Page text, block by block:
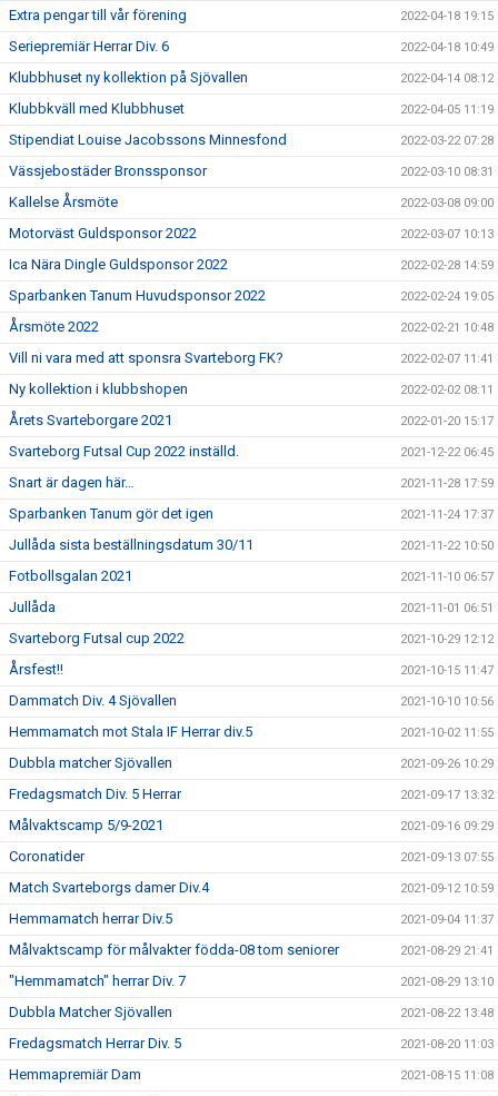
Extra pengar till vår förening 2022-04-18 19:15
Seriepremiär Herrar Div. 6 2022-04-18 10:49
Klubbhuset ny kollektion på Sjövallen 2022-04-14 08:12
Klubbkväll med Klubbhuset 2022-04-05 11:19
Stipendiat Louise Jacobssons Minnesfond 2022-03-22 07:28
Vässjebostäder Bronssponsor 2022-03-10 08:31
Kallelse Årsmöte 2022-03-08 09:00
Motorväst Guldsponsor 2022 2022-03-07 10:13
Ica Nära Dingle Guldsponsor 2022 2022-02-28 14:59
Sparbanken Tanum Huvudsponsor 2022 2022-02-24 19:05
Årsmöte 2022 2022-02-21 10:48
Vill ni vara med att sponsra Svarteborg FK? 2022-02-07 11:41
Ny kollektion i klubbshopen 2022-02-02 08:11
Årets Svarteborgare 2021 2022-01-20 15:17
Svarteborg Futsal Cup 2022 inställd. 2021-12-22 06:45
Snart är dagen här… 2021-11-28 17:59
Sparbanken Tanum gör det igen 2021-11-24 17:37
Jullåda sista beställningsdatum 30/11 2021-11-22 10:50
Fotbollsgalan 2021 2021-11-10 06:57
Jullåda 2021-11-01 06:51
Svarteborg Futsal cup 2022 2021-10-29 12:12
Årsfest!! 2021-10-15 11:47
Dammatch Div. 4 Sjövallen 2021-10-10 10:56
Hemmamatch mot Stala IF Herrar div.5 2021-10-02 11:55
Dubbla matcher Sjövallen 2021-09-26 10:29
Fredagsmatch Div. 5 Herrar 2021-09-17 13:32
Målvaktscamp 5/9-2021 2021-09-16 09:29
Coronatider 2021-09-13 07:55
Match Svarteborgs damer Div.4 2021-09-12 10:59
Hemmamatch herrar Div.5 2021-09-04 11:37
Målvaktscamp för målvakter födda-08 tom seniorer 2021-08-29 21:41
"Hemmamatch" herrar Div. 7 2021-08-29 13:10
Dubbla Matcher Sjövallen 2021-08-22 13:48
Fredagsmatch Herrar Div. 5 2021-08-20 11:03
Hemmapremiär Dam 2021-08-15 11:08